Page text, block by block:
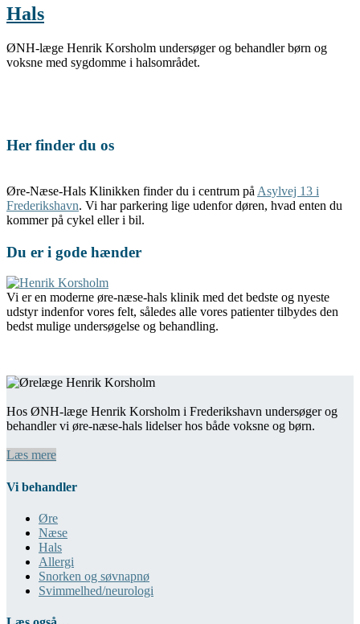
Hals
ØNH-læge Henrik Korsholm undersøger og behandler børn og
voksne med sygdomme i halsområdet.
Her finder du os
Øre-Næse-Hals Klinikken finder du i centrum på Asylvej 13 i
Frederikshavn. Vi har parkering lige udenfor døren, hvad enten du
kommer på cykel eller i bil.
Du er i gode hænder
Vi er en moderne øre-næse-hals klinik med det bedste og nyeste
udstyr indenfor vores felt, således alle vores patienter tilbydes den
bedst mulige undersøgelse og behandling.
Hos ØNH-læge Henrik Korsholm i Frederikshavn undersøger og
behandler vi øre-næse-hals lidelser hos både voksne og børn.
Læs mere
Vi behandler
Øre
Næse
Hals
Allergi
Snorken og søvnapnø
Svimmelhed/neurologi